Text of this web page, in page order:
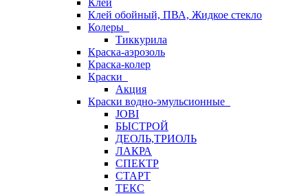
Клей
Клей обойный, ПВА, Жидкое стекло
Колеры
Тиккурила
Краска-аэрозоль
Краска-колер
Краски
Акция
Краски водно-эмульсионные
JOBI
БЫСТРОЙ
ДЕОЛЬ,ТРИОЛЬ
ЛАКРА
СПЕКТР
СТАРТ
ТЕКС